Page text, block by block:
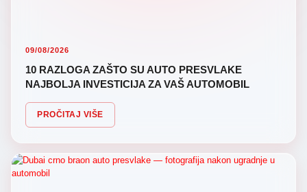
09/08/2026
10 RAZLOGA ZAŠTO SU AUTO PRESVLAKE
NAJBOLJA INVESTICIJA ZA VAŠ AUTOMOBIL
PROČITAJ VIŠE